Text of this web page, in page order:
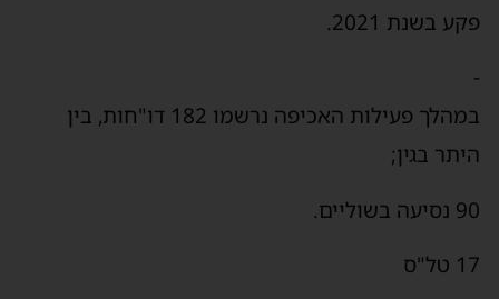
פקע בשנת 2021.
-
במהלך פעילות האכיפה נרשמו 182 דו"חות, בין
היתר בגין;
90 נסיעה בשוליים.
17 טל"ס